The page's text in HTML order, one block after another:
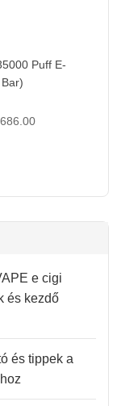
Puff E-
e cigi
és kezdő
és tippek a